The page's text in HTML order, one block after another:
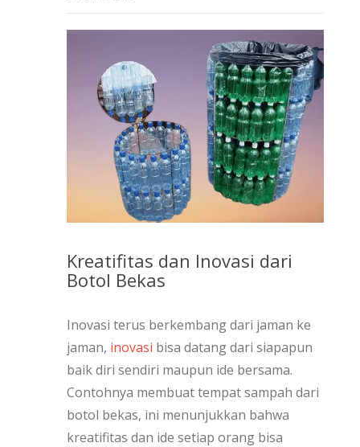
Kreatifitas dan Inovasi dari
Botol Bekas
Inovasi terus berkembang dari jaman ke
jaman, inovasi bisa datang dari siapapun
baik diri sendiri maupun ide bersama.
Contohnya membuat tempat sampah dari
botol bekas, ini menunjukkan bahwa
kreatifitas dan ide setiap orang bisa